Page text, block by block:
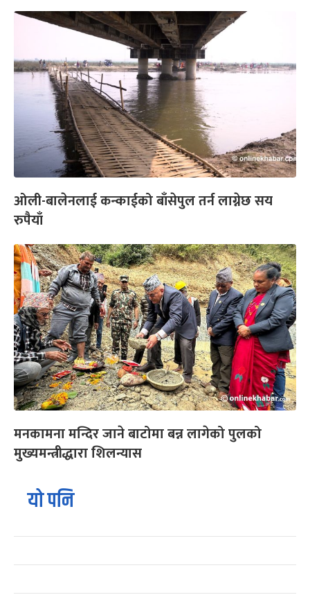
ओली-बालेनलाई कन्काईको बाँसेपुल तर्न लाग्नेछ सय
रुपैयाँ
मनकामना मन्दिर जाने बाटोमा बन्न लागेको पुलको
मुख्यमन्त्रीद्धारा शिलन्यास
यो पनि